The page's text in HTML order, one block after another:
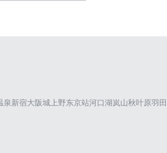
泉新宿大阪城 上野东京站河口湖岚山秋叶原羽